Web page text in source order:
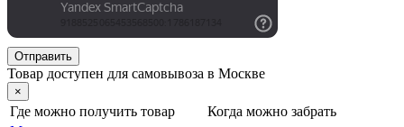
Отправить
Товар доступен для самовывоза в Москве
×
Где можно получить товар
Когда можно забрать